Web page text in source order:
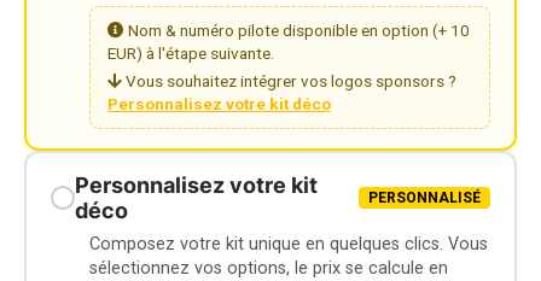
Nom & numéro pilote disponible en option (+ 10
EUR) à l'étape suivante.
Vous souhaitez intégrer vos logos sponsors ?
Personnalisez votre kit déco
Personnalisez votre kit
déco
PERSONNALISÉ
Composez votre kit unique en quelques clics. Vous
sélectionnez vos options, le prix se calcule en